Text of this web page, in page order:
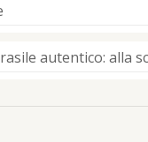
autentico: alla